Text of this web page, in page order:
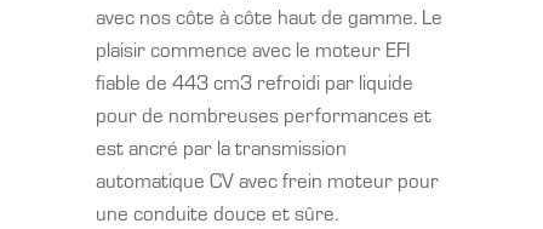
avec nos côte à côte haut de gamme. Le
plaisir commence avec le moteur EFI
fiable de 443 cm3 refroidi par liquide
pour de nombreuses performances et
est ancré par la transmission
automatique CV avec frein moteur pour
une conduite douce et sûre.